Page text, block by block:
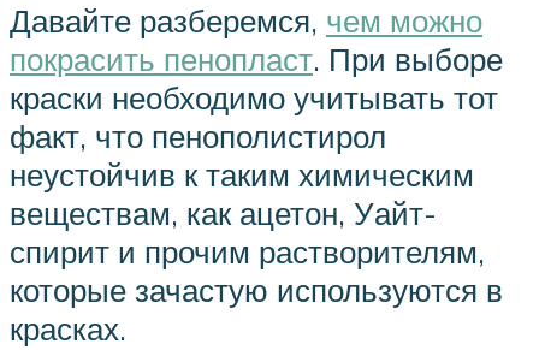
Давайте разберемся, чем можно
покрасить пенопласт. При выборе
краски необходимо учитывать тот
факт, что пенополистирол
неустойчив к таким химическим
веществам, как ацетон, Уайт-
спирит и прочим растворителям,
которые зачастую используются в
красках.